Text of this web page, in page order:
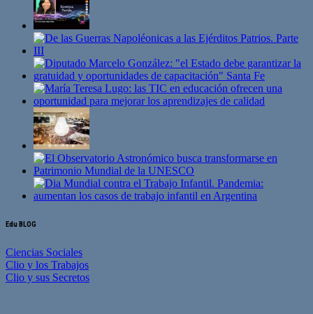
Edu BLOG
Ciencias Sociales
Clio y los Trabajos
Clio y sus Secretos